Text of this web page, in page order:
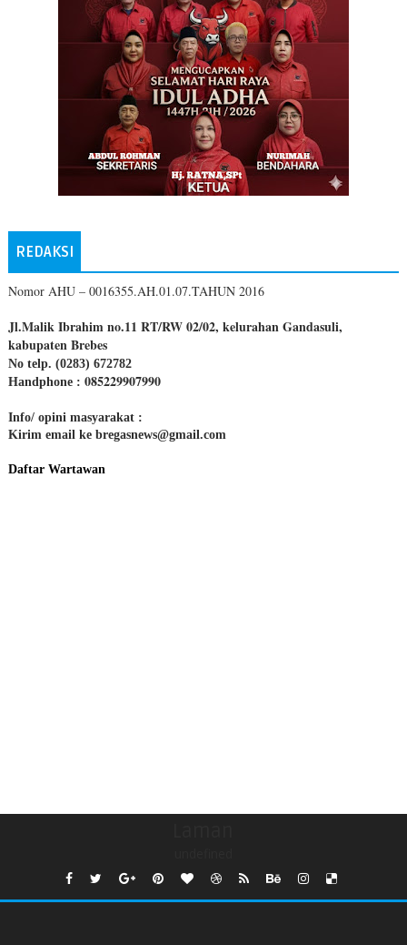
REDAKSI
Nomor AHU – 0016355.AH.01.07.TAHUN 2016
Jl.Malik Ibrahim no.11 RT/RW 02/02, kelurahan Gandasuli,
kabupaten Brebes
No telp. (0283) 672782
Handphone : 085229907990
Info/ opini masyarakat :
Kirim email ke bregasnews@gmail.com
Daftar Wartawan